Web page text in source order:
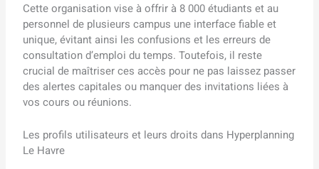
Cette organisation vise à offrir à 8 000 étudiants et au
personnel de plusieurs campus une interface fiable et
unique, évitant ainsi les confusions et les erreurs de
consultation d’emploi du temps. Toutefois, il reste
crucial de maîtriser ces accès pour ne pas laissez passer
des alertes capitales ou manquer des invitations liées à
vos cours ou réunions.
Les profils utilisateurs et leurs droits dans Hyperplanning
Le Havre